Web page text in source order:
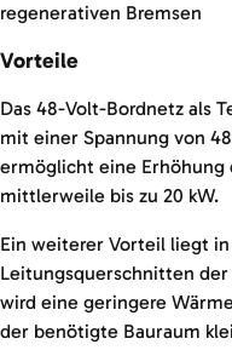
regenerativen Bremsen
Vorteile
Das 48-Volt-Bordnetz als
mit einer Spannung von
ermöglicht eine Erhöhung
mittlerweile bis zu 20 kW.
Ein weiterer Vorteil liegt
Leitungsquerschnitten der
wird eine geringere
der benötigte Bauraum